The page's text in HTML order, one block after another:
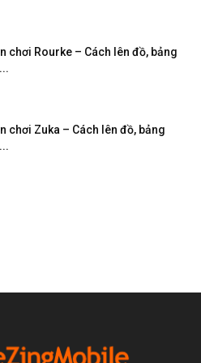
chơi Rourke – Cách lên đồ, bảng
chơi Zuka – Cách lên đồ, bảng